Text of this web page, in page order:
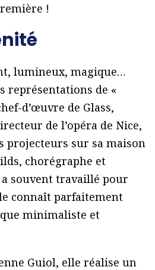
!
lumineux, magique…
représentations de «
d’œuvre de Glass,
de l’opéra de Nice,
projecteurs sur sa maison
chorégraphe et
souvent travaillé pour
connaît parfaitement
minimaliste et
Guiol, elle réalise un